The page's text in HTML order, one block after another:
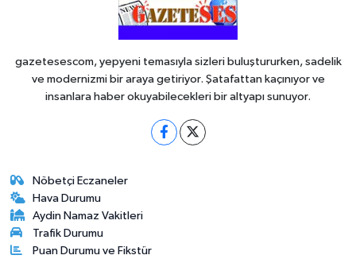
gazetesescom, yepyeni temasıyla sizleri buluştururken, sadelik
ve modernizmi bir araya getiriyor. Şatafattan kaçınıyor ve
insanlara haber okuyabilecekleri bir altyapı sunuyor.
Nöbetçi Eczaneler
Hava Durumu
Aydin Namaz Vakitleri
Trafik Durumu
Puan Durumu ve Fikstür